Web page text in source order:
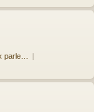
parle…